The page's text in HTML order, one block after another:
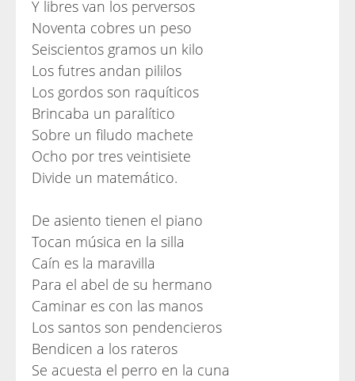
Y libres van los perversos
Noventa cobres un peso
Seiscientos gramos un kilo
Los futres andan pililos
Los gordos son raquíticos
Brincaba un paralítico
Sobre un filudo machete
Ocho por tres veintisiete
Divide un matemático.
De asiento tienen el piano
Tocan música en la silla
Caín es la maravilla
Para el abel de su hermano
Caminar es con las manos
Los santos son pendencieros
Bendicen a los rateros
Se acuesta el perro en la cuna